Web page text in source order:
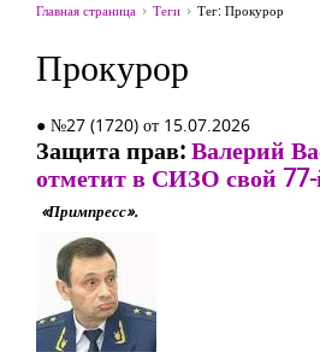
Главная страница Теги Тег: Прокурор
Прокурор
● №27 (1720) от 15.07.2026
Защита прав:Валерий
отметит в СИЗО свой
«Примпресс».